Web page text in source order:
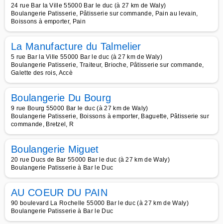
24 rue Bar la Ville 55000 Bar le duc (à 27 km de Waly)
Boulangerie Patisserie, Pâtisserie sur commande, Pain au levain,
Boissons à emporter, Pain
La Manufacture du Talmelier
5 rue Bar la Ville 55000 Bar le duc (à 27 km de Waly)
Boulangerie Patisserie, Traiteur, Brioche, Pâtisserie sur commande,
Galette des rois, Accè
Boulangerie Du Bourg
9 rue Bourg 55000 Bar le duc (à 27 km de Waly)
Boulangerie Patisserie, Boissons à emporter, Baguette, Pâtisserie sur
commande, Bretzel, R
Boulangerie Miguet
20 rue Ducs de Bar 55000 Bar le duc (à 27 km de Waly)
Boulangerie Patisserie à Bar le Duc
AU COEUR DU PAIN
90 boulevard La Rochelle 55000 Bar le duc (à 27 km de Waly)
Boulangerie Patisserie à Bar le Duc